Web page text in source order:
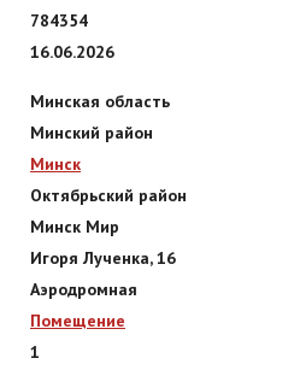
от станции метро Аэродромная и
784354
16.06.2026
Минская область
Минский район
Минск
Октябрьский район
Минск Мир
Игоря Лученка, 16
Аэродромная
Помещение
1